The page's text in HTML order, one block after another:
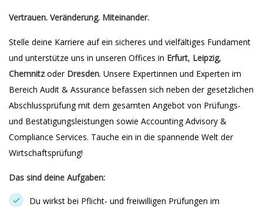
Vertrauen. Veränderung. Miteinander.
Stelle deine Karriere auf ein sicheres und vielfältiges Fundament
und unterstütze uns in unseren Offices in Erfurt, Leipzig,
Chemnitzoder Dresden. Unsere Expertinnen und Experten im
Bereich Audit & Assurance befassen sich neben der gesetzlichen
Abschlussprüfung mit dem gesamten Angebot von Prüfungs-
und Bestätigungsleistungen sowie Accounting Advisory &
Compliance Services. Tauche ein in die spannende Welt der
Wirtschaftsprüfung!
Das sind deine Aufgaben:
Du wirkst bei Pflicht- und freiwilligen Prüfungen im